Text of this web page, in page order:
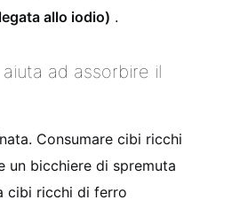
allo iodio) .
ad assorbire il
Consumare cibi ricchi
un bicchiere di spremuta
cibi ricchi di ferro